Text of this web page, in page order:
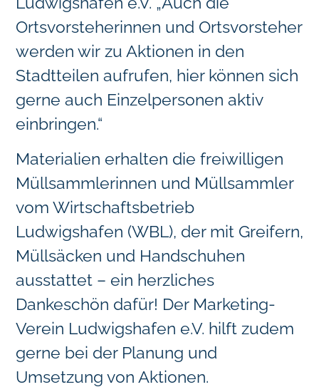
Ortsvorsteherinnen und Ortsvorsteher
werden wir zu Aktionen in den
Stadtteilen aufrufen, hier können sich
gerne auch Einzelpersonen aktiv
einbringen.“
Materialien erhalten die freiwilligen
Müllsammlerinnen und Müllsammler
vom Wirtschaftsbetrieb
Ludwigshafen (WBL), der mit Greifern,
Müllsäcken und Handschuhen
ausstattet – ein herzliches
Dankeschön dafür! Der Marketing-
Verein Ludwigshafen e.V. hilft zudem
gerne bei der Planung und
Umsetzung von Aktionen.